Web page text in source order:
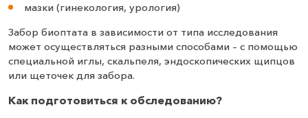
мазки (гинекология, урология)
Забор биоптата в зависимости от типа исследования
может осуществляться разными способами – с помощью
специальной иглы, скальпеля, эндоскопических щипцов
или щеточек для забора.
Как подготовиться к обследованию?